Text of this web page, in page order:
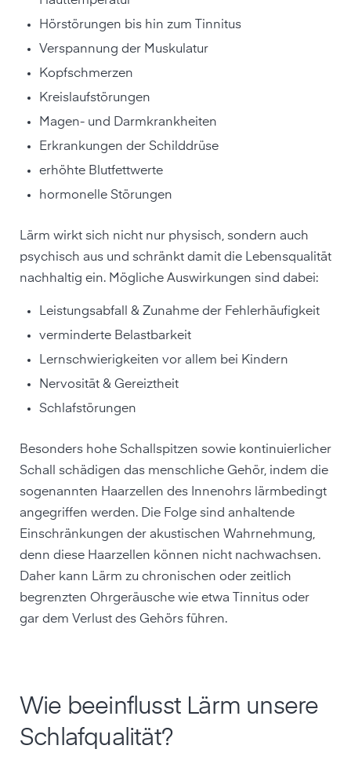
Hörstörungen bis hin zum Tinnitus
Verspannung der Muskulatur
Kopfschmerzen
Kreislaufstörungen
Magen- und Darmkrankheiten
Erkrankungen der Schilddrüse
erhöhte Blutfettwerte
hormonelle Störungen
Lärm wirkt sich nicht nur physisch, sondern auch
psychisch aus und schränkt damit die Lebensqualität
nachhaltig ein. Mögliche Auswirkungen sind dabei:
Leistungsabfall & Zunahme der Fehlerhäufigkeit
verminderte Belastbarkeit
Lernschwierigkeiten vor allem bei Kindern
Nervosität & Gereiztheit
Schlafstörungen
Besonders hohe Schallspitzen sowie kontinuierlicher
Schall schädigen das menschliche Gehör, indem die
sogenannten Haarzellen des Innenohrs lärmbedingt
angegriffen werden. Die Folge sind anhaltende
Einschränkungen der akustischen Wahrnehmung,
denn diese Haarzellen können nicht nachwachsen.
Daher kann Lärm zu chronischen oder zeitlich
begrenzten Ohrgeräusche wie etwa Tinnitus oder
gar dem Verlust des Gehörs führen.
Wie beeinflusst Lärm unsere
Schlafqualität?